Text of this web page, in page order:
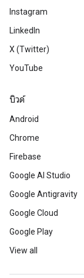
Instagram
LinkedIn
X (Twitter)
YouTube
บิวด์
Android
Chrome
Firebase
Google AI Studio
Google Antigravity
Google Cloud
Google Play
View all